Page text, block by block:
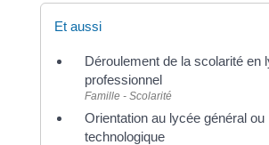
Et aussi
Déroulement de la scolarité en
professionnel
Famille - Scolarité
Orientation au lycée général ou
technologique